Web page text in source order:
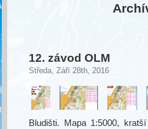
12. závod OLM
Středa, Září 28th, 2016
Bludišti. Mapa 1:5000,